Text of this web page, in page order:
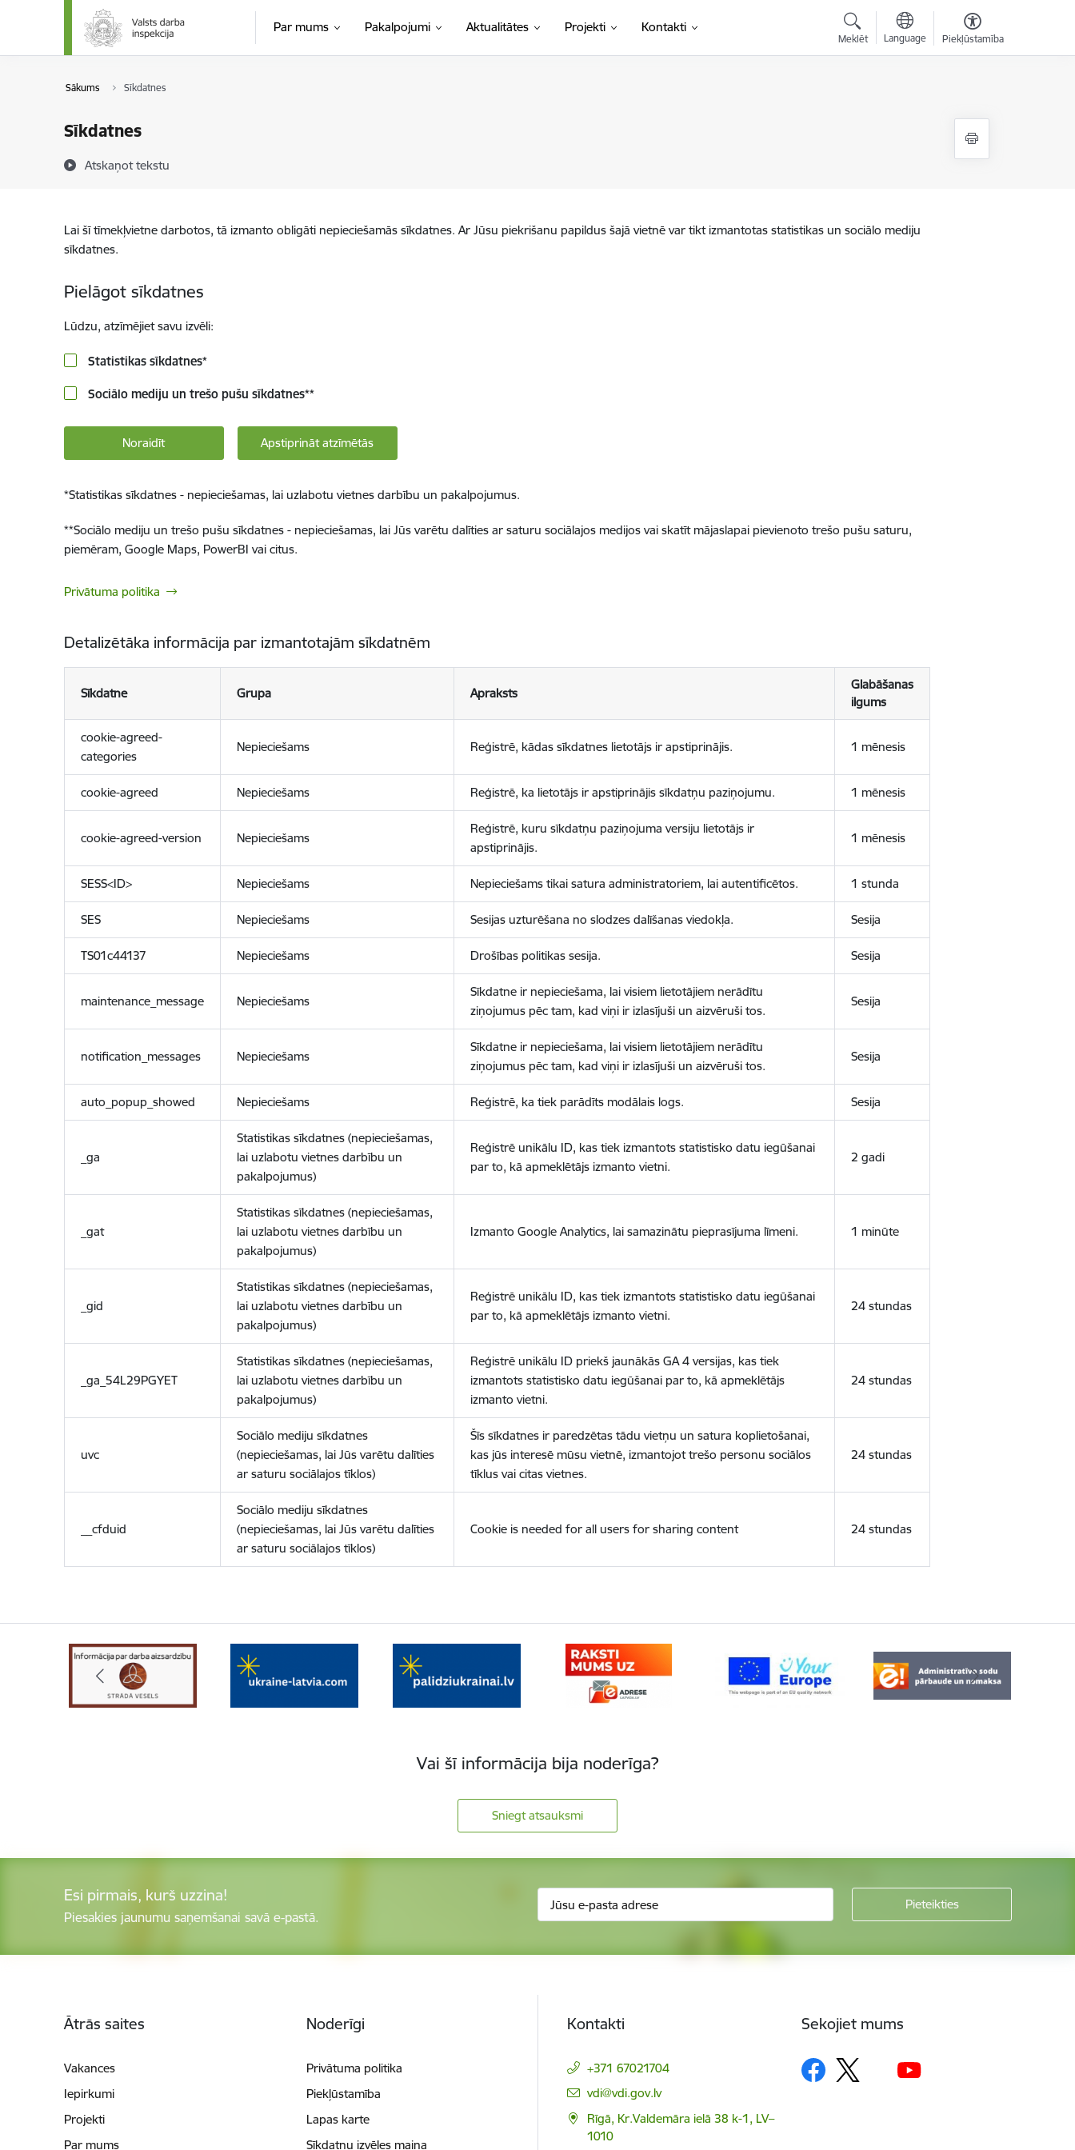
Pāriet uz lapas saturu
Par mums Pakalpojumi Aktualitātes Projekti Kontakti
Meklēt Language Piekļūstamība
Sākums Sīkdatnes
Sīkdatnes
Atskaņot tekstu
Lai šī tīmekļvietne darbotos, tā izmanto obligāti nepieciešamās sīkdatnes. Ar Jūsu piekrišanu papildus šajā vietnē var tikt izmantotas statistikas un sociālo mediju
sīkdatnes.
Pielāgot sīkdatnes
Lūdzu, atzīmējiet savu izvēli:
Statistikas sīkdatnes*
Sociālo mediju un trešo pušu sīkdatnes**
Noraidīt Apstiprināt atzīmētās
*Statistikas sīkdatnes - nepieciešamas, lai uzlabotu vietnes darbību un pakalpojumus.
**Sociālo mediju un trešo pušu sīkdatnes - nepieciešamas, lai Jūs varētu dalīties ar saturu sociālajos medijos vai skatīt mājaslapai pievienoto trešo pušu saturu,
piemēram, Google Maps, PowerBI vai citus.
Privātuma politika
Detalizētāka informācija par izmantotajām sīkdatnēm
Sīkdatne Grupa Apraksts
Glabāšanas
ilgums
cookie-agreed-
categories
Nepieciešams Reģistrē, kādas sīkdatnes lietotājs ir apstiprinājis. 1 mēnesis
cookie-agreed Nepieciešams Reģistrē, ka lietotājs ir apstiprinājis sīkdatņu paziņojumu. 1 mēnesis
cookie-agreed-version Nepieciešams
Reģistrē, kuru sīkdatņu paziņojuma versiju lietotājs ir
apstiprinājis.
1 mēnesis
SESS<ID> Nepieciešams Nepieciešams tikai satura administratoriem, lai autentificētos. 1 stunda
SES Nepieciešams Sesijas uzturēšana no slodzes dalīšanas viedokļa. Sesija
TS01c44137 Nepieciešams Drošības politikas sesija. Sesija
maintenance_message Nepieciešams
Sīkdatne ir nepieciešama, lai visiem lietotājiem nerādītu
ziņojumus pēc tam, kad viņi ir izlasījuši un aizvēruši tos.
Sesija
notification_messages Nepieciešams
Sīkdatne ir nepieciešama, lai visiem lietotājiem nerādītu
ziņojumus pēc tam, kad viņi ir izlasījuši un aizvēruši tos.
Sesija
auto_popup_showed Nepieciešams Reģistrē, ka tiek parādīts modālais logs. Sesija
_ga
Statistikas sīkdatnes (nepieciešamas,
lai uzlabotu vietnes darbību un
pakalpojumus)
Reģistrē unikālu ID, kas tiek izmantots statistisko datu iegūšanai
par to, kā apmeklētājs izmanto vietni.
2 gadi
_gat
Statistikas sīkdatnes (nepieciešamas,
lai uzlabotu vietnes darbību un
pakalpojumus)
Izmanto Google Analytics, lai samazinātu pieprasījuma līmeni. 1 minūte
_gid
Statistikas sīkdatnes (nepieciešamas,
lai uzlabotu vietnes darbību un
pakalpojumus)
Reģistrē unikālu ID, kas tiek izmantots statistisko datu iegūšanai
par to, kā apmeklētājs izmanto vietni.
24 stundas
_ga_54L29PGYET
Statistikas sīkdatnes (nepieciešamas,
lai uzlabotu vietnes darbību un
pakalpojumus)
Reģistrē unikālu ID priekš jaunākās GA 4 versijas, kas tiek
izmantots statistisko datu iegūšanai par to, kā apmeklētājs
izmanto vietni.
24 stundas
uvc
Sociālo mediju sīkdatnes
(nepieciešamas, lai Jūs varētu dalīties
ar saturu sociālajos tīklos)
Šīs sīkdatnes ir paredzētas tādu vietņu un satura koplietošanai,
kas jūs interesē mūsu vietnē, izmantojot trešo personu sociālos
tīklus vai citas vietnes.
24 stundas
__cfduid
Sociālo mediju sīkdatnes
(nepieciešamas, lai Jūs varētu dalīties
ar saturu sociālajos tīklos)
Cookie is needed for all users for sharing content 24 stundas
Vai šī informācija bija noderīga?
Sniegt atsauksmi
Esi pirmais, kurš uzzina!
Piesakies jaunumu saņemšanai savā e-pastā.
Ātrās saites
Vakances
Iepirkumi
Projekti
Par mums
Noderīgi
Privātuma politika
Piekļūstamība
Lapas karte
Sīkdatņu izvēles maiņa
Kontakti
+371 67021704
E-pasts:
vdi@vdi.gov.lv
Rīgā, Kr.Valdemāra ielā 38 k-1, LV–
1010
Sekojiet mums